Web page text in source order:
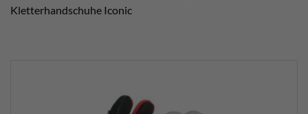
Kletterhandschuhe Iconic